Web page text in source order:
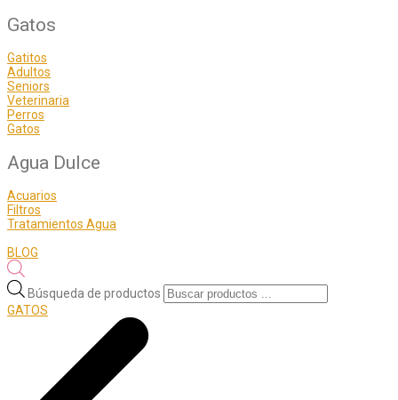
Gatos
Gatitos
Adultos
Seniors
Veterinaria
Perros
Gatos
Agua Dulce
Acuarios
Filtros
Tratamientos Agua
BLOG
Búsqueda de productos
GATOS